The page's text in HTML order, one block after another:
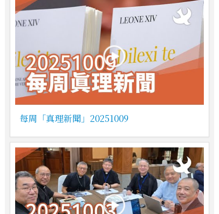
每周「真理新聞」20251009